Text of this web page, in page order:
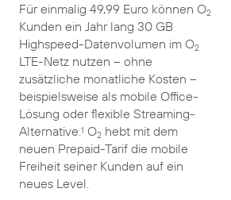
Für einmalig 49,99 Euro können O2
Kunden ein Jahr lang 30 GB
Highspeed-Datenvolumen im O2
LTE-Netz nutzen – ohne
zusätzliche monatliche Kosten –
beispielsweise als mobile Office-
Lösung oder flexible Streaming-
Alternative.1 O2hebt mit dem
neuen Prepaid-Tarif die mobile
Freiheit seiner Kunden auf ein
neues Level.